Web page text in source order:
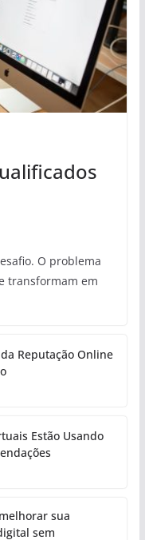
O problema
transformam em
Reputação Online
Estão Usando
sua
sem